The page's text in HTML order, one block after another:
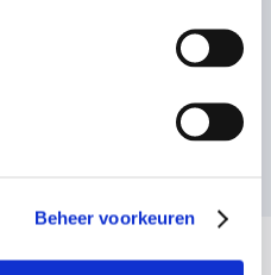
Beheer voorkeuren